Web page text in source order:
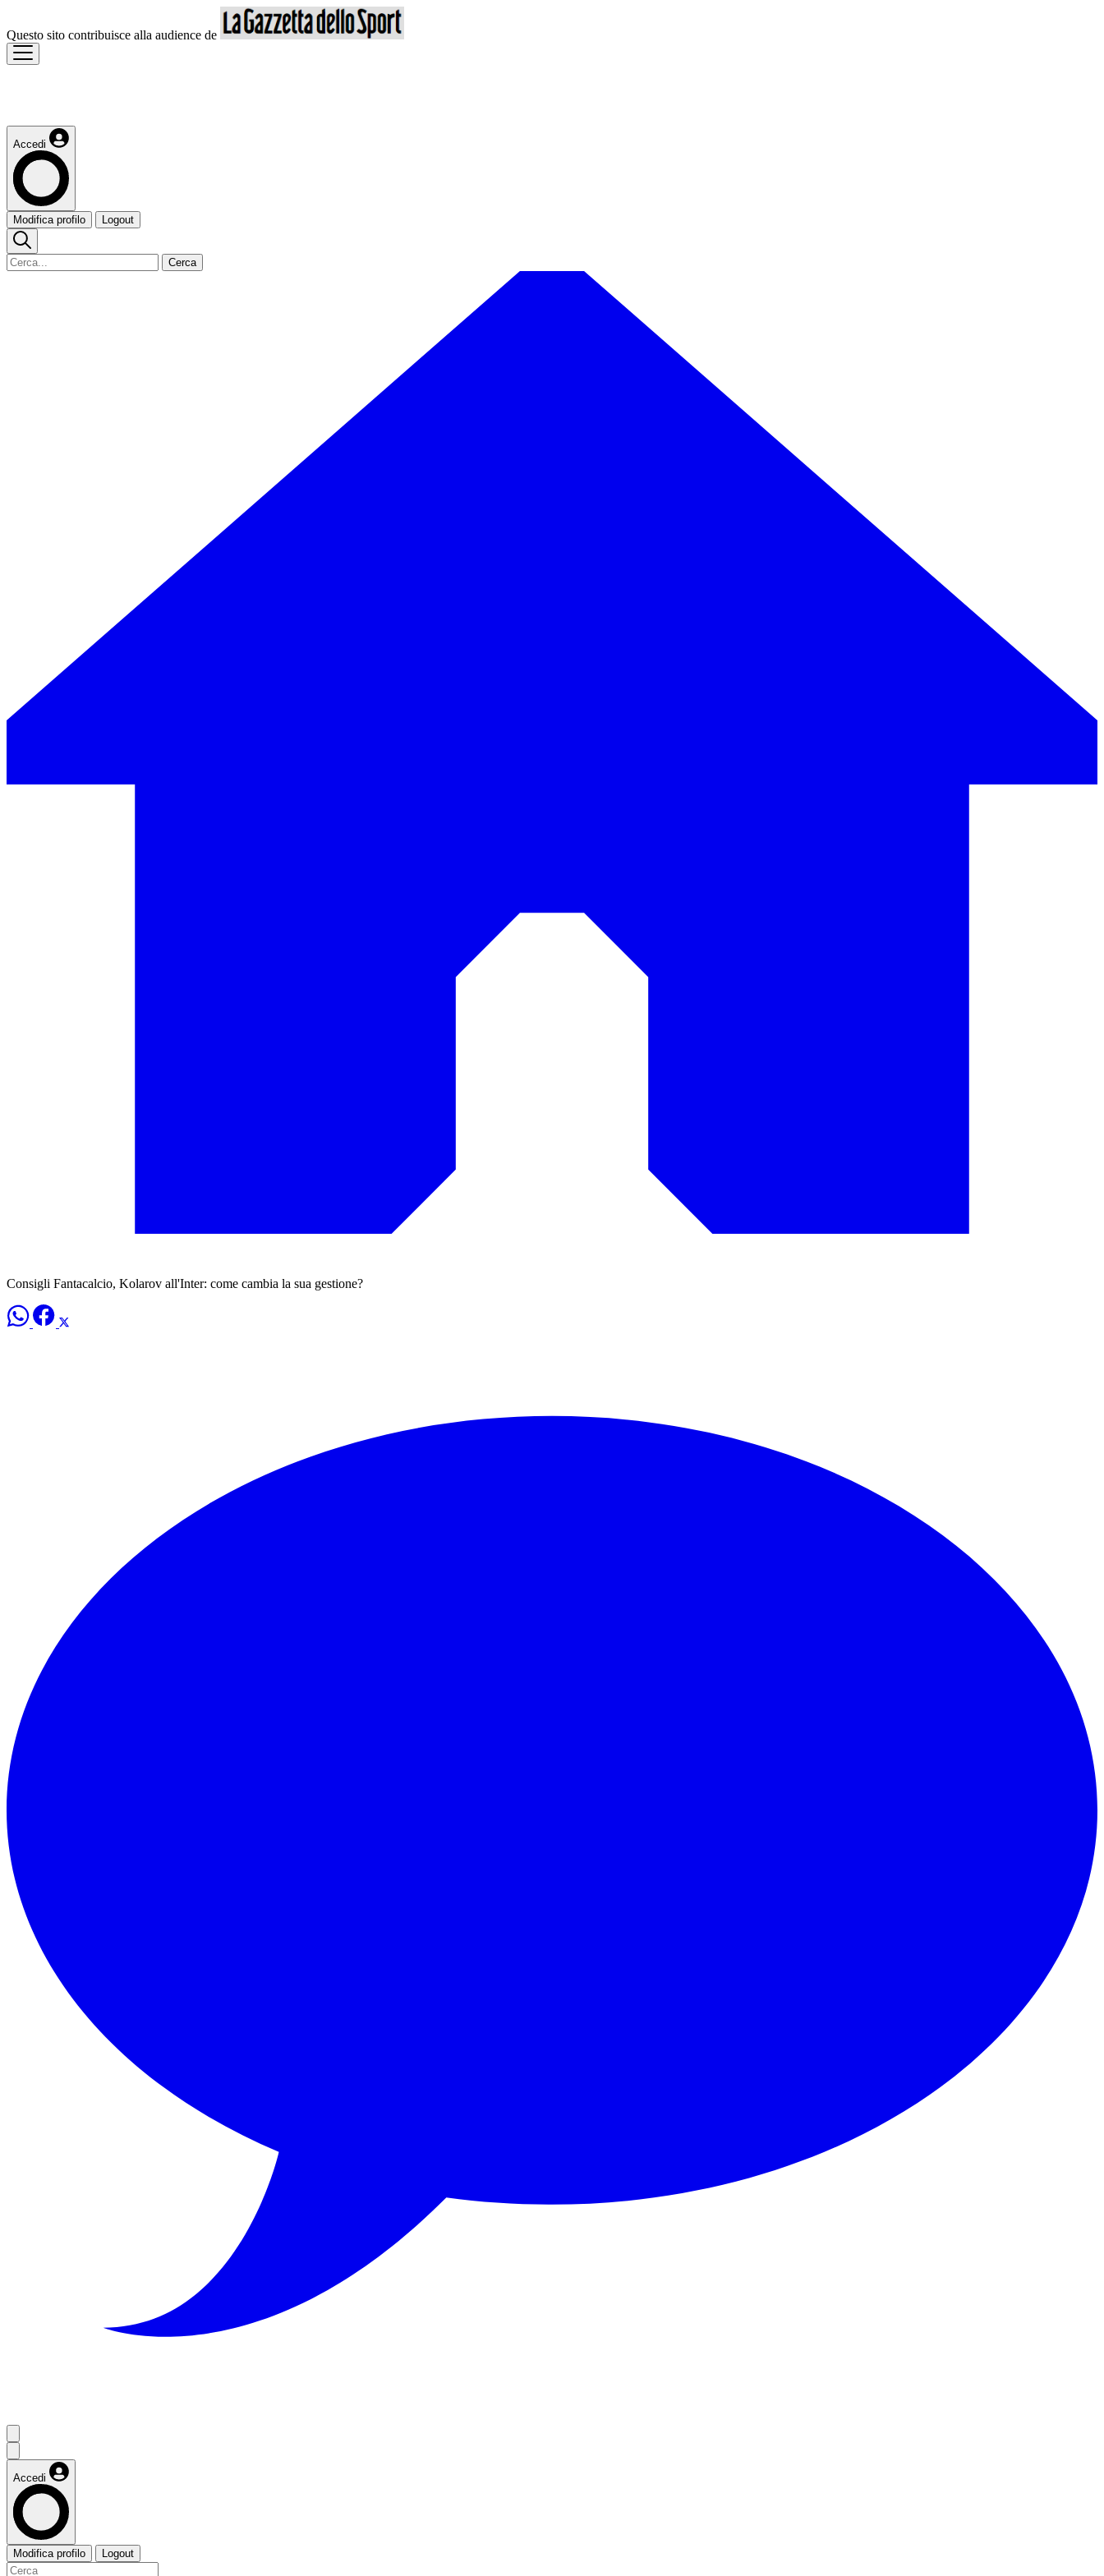
Questo sito contribuisce alla audience de
Accedi
Modifica profilo Logout
Cerca
Consigli Fantacalcio, Kolarov all'Inter: come cambia la sua gestione?
Accedi
Modifica profilo Logout